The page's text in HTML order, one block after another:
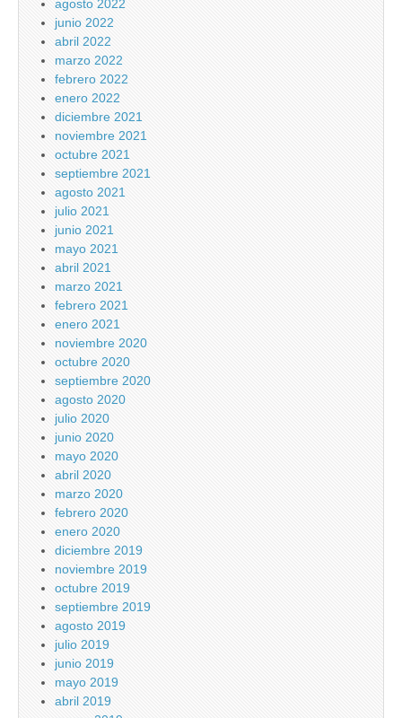
agosto 2022
junio 2022
abril 2022
marzo 2022
febrero 2022
enero 2022
diciembre 2021
noviembre 2021
octubre 2021
septiembre 2021
agosto 2021
julio 2021
junio 2021
mayo 2021
abril 2021
marzo 2021
febrero 2021
enero 2021
noviembre 2020
octubre 2020
septiembre 2020
agosto 2020
julio 2020
junio 2020
mayo 2020
abril 2020
marzo 2020
febrero 2020
enero 2020
diciembre 2019
noviembre 2019
octubre 2019
septiembre 2019
agosto 2019
julio 2019
junio 2019
mayo 2019
abril 2019